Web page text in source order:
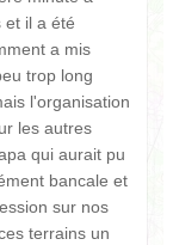
et il a été
a mis
trop long
l'organisation
les autres
qui aurait pu
bancale et
sur nos
terrains un